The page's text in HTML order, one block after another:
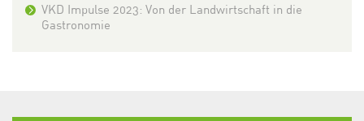
VKD Impulse 2023: Von der Landwirtschaft in die
Gastronomie